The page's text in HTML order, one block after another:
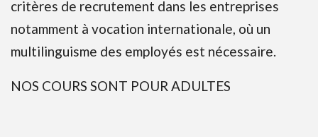
critères de recrutement dans les entreprises
notamment à vocation internationale, où un
multilinguisme des employés est nécessaire.
NOS COURS SONT POUR ADULTES